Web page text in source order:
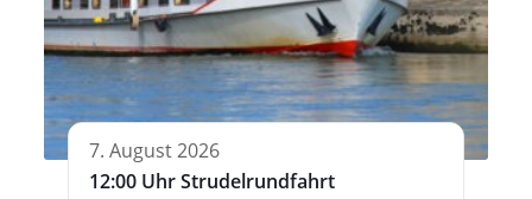
7. August 2026
12:00 Uhr Strudelrundfahrt